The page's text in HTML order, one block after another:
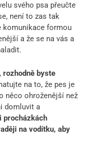
svého psa přeučte
není to zas tak
komunikace formou
a že se na vás a
rozhodně byste
na to, že pes je
něco ohroženější než
domluvit a
procházkách
na vodítku, aby